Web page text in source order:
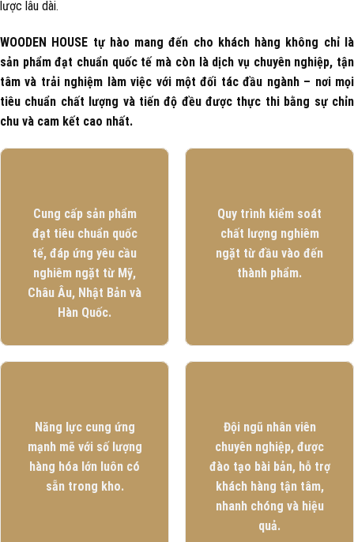
lược lâu dài.
WOODEN HOUSE tự hào mang đến cho khách hàng không chỉ là
sản phẩm đạt chuẩn quốc tế mà còn là dịch vụ chuyên nghiệp, tận
tâm và trải nghiệm làm việc với một đối tác đầu ngành – nơi mọi
tiêu chuẩn chất lượng và tiến độ đều được thực thi bằng sự chỉn
chu và cam kết cao nhất.
Cung cấp sản phẩm
đạt tiêu chuẩn quốc
tế, đáp ứng yêu cầu
nghiêm ngặt từ Mỹ,
Châu Âu, Nhật Bản và
Hàn Quốc.
Quy trình kiểm soát
chất lượng nghiêm
ngặt từ đầu vào đến
thành phẩm.
Năng lực cung ứng
mạnh mẽ với số lượng
hàng hóa lớn luôn có
sẵn trong kho.
Đội ngũ nhân viên
chuyên nghiệp, được
đào tạo bài bản, hỗ trợ
khách hàng tận tâm,
nhanh chóng và hiệu
quả.